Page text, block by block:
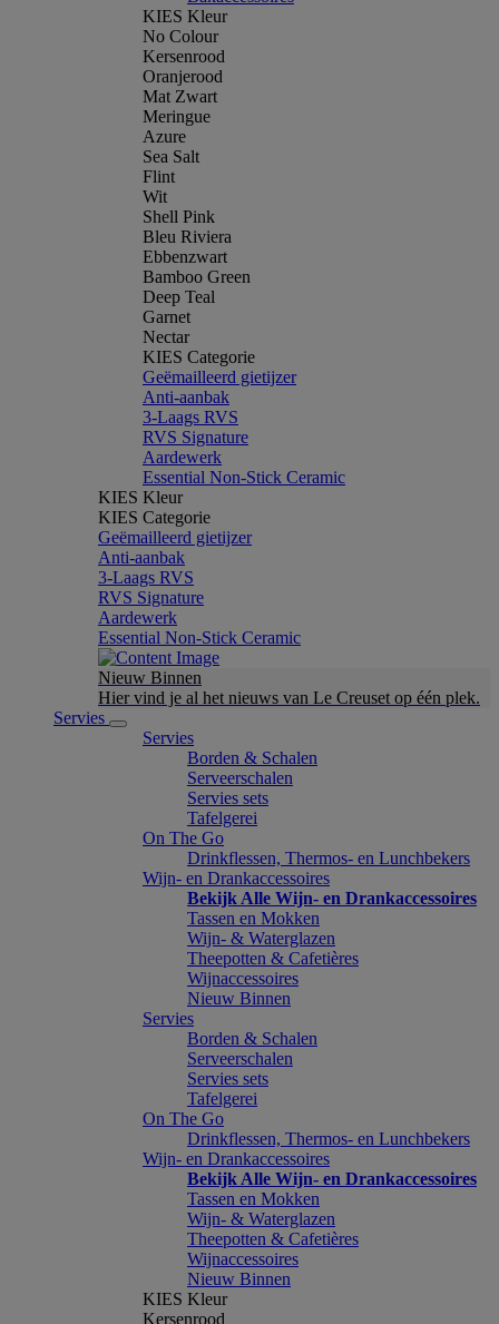
KIES Kleur
No Colour
Kersenrood
Oranjerood
Mat Zwart
Meringue
Azure
Sea Salt
Flint
Wit
Shell Pink
Bleu Riviera
Ebbenzwart
Bamboo Green
Deep Teal
Garnet
Nectar
KIES Categorie
Geëmailleerd gietijzer
Anti-aanbak
3-Laags RVS
RVS Signature
Aardewerk
Essential Non-Stick Ceramic
KIES Kleur
KIES Categorie
Geëmailleerd gietijzer
Anti-aanbak
3-Laags RVS
RVS Signature
Aardewerk
Essential Non-Stick Ceramic
Nieuw Binnen
Hier vind je al het nieuws van Le Creuset op één plek.
Servies
Servies
Borden & Schalen
Serveerschalen
Servies sets
Tafelgerei
On The Go
Drinkflessen, Thermos- en Lunchbekers
Wijn- en Drankaccessoires
Bekijk Alle Wijn- en Drankaccessoires
Tassen en Mokken
Wijn- & Waterglazen
Theepotten & Cafetières
Wijnaccessoires
Nieuw Binnen
Servies
Borden & Schalen
Serveerschalen
Servies sets
Tafelgerei
On The Go
Drinkflessen, Thermos- en Lunchbekers
Wijn- en Drankaccessoires
Bekijk Alle Wijn- en Drankaccessoires
Tassen en Mokken
Wijn- & Waterglazen
Theepotten & Cafetières
Wijnaccessoires
Nieuw Binnen
KIES Kleur
Kersenrood